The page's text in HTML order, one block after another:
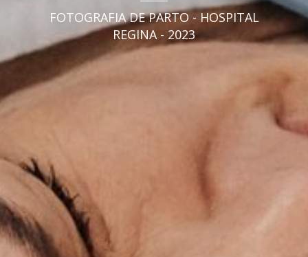
FOTOGRAFIA DE PARTO - HOSPITAL
REGINA - 2023